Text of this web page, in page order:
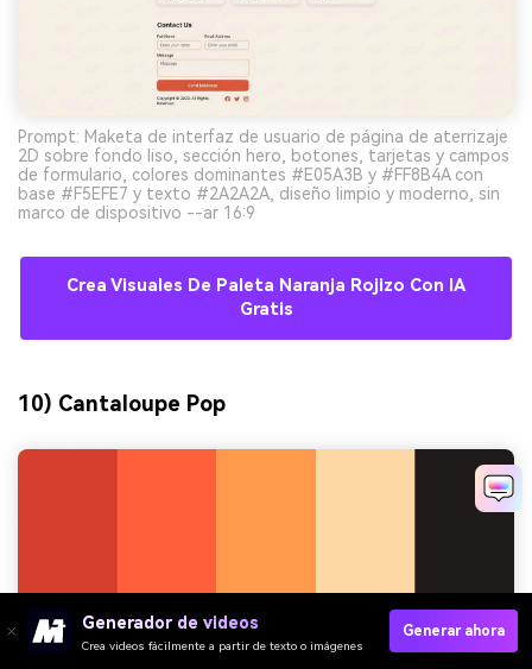
Prompt: Maketa de interfaz de usuario de página de aterrizaje
2D sobre fondo liso, sección hero, botones, tarjetas y campos
de formulario, colores dominantes #E05A3B y #FF8B4A con
base #F5EFE7 y texto #2A2A2A, diseño limpio y moderno, sin
marco de dispositivo --ar 16:9
Crea Visuales De Paleta Naranja Rojizo Con IA
Gratis
10) Cantaloupe Pop
Generador de videos
Crea videos fácilmente a partir de texto o imágenes
Generar ahora